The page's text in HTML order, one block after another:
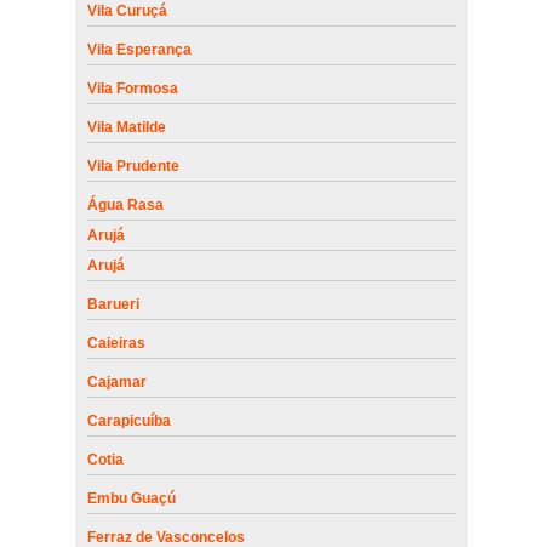
Vila Curuçá
Vila Esperança
Vila Formosa
Vila Matilde
Vila Prudente
Água Rasa
Arujá
Arujá
Barueri
Caieiras
Cajamar
Carapicuíba
Cotia
Embu Guaçú
Ferraz de Vasconcelos